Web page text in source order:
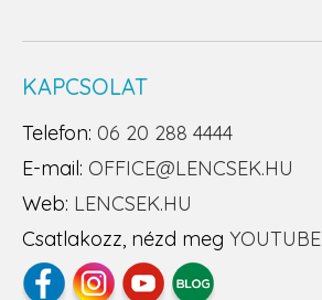
KAPCSOLAT
Telefon: 06 20 288 4444
E-mail: OFFICE@LENCSEK.HU
Web: LENCSEK.HU
Csatlakozz, nézd meg YOUTUBE